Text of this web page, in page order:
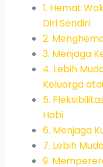
1. Hemat
Diri Sendiri
2.
3. Menjaga
4. Lebih
Keluarga
5.
Hobi
6. Menjaga
7. Lebih
9.